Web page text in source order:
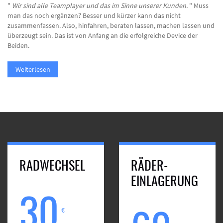
" Wir sind alle Teamplayer und das im Sinne unserer Kunden. " Muss
man das noch ergänzen? Besser und kürzer kann das nicht
zusammenfassen. Also, hinfahren, beraten lassen, machen lassen und
überzeugt sein. Das ist von Anfang an die erfolgreiche Device der
Beiden.
Weiterlesen
RADWECHSEL
30 €
RÄDER-
EINLAGERUNG